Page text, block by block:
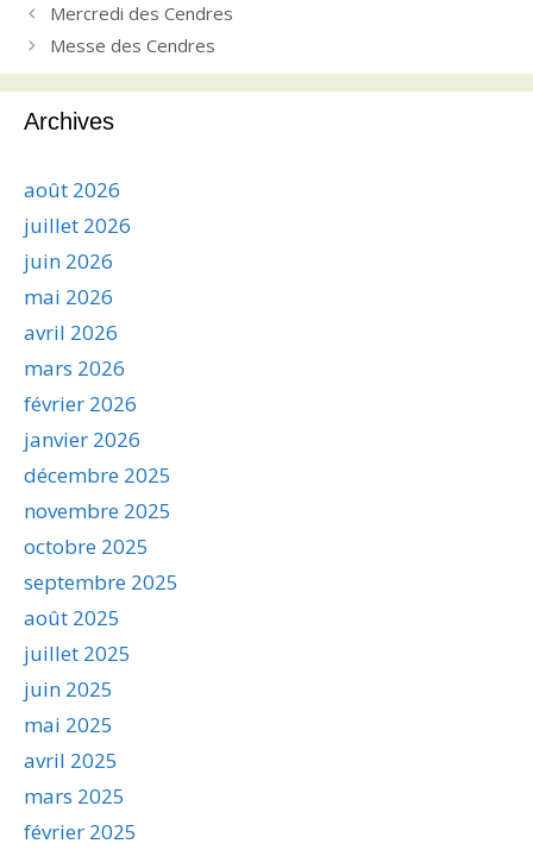
Mercredi des Cendres
Messe des Cendres
Archives
août 2026
juillet 2026
juin 2026
mai 2026
avril 2026
mars 2026
février 2026
janvier 2026
décembre 2025
novembre 2025
octobre 2025
septembre 2025
août 2025
juillet 2025
juin 2025
mai 2025
avril 2025
mars 2025
février 2025